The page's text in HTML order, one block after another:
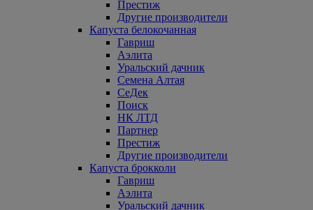
Престиж
Другие производители
Капуста белокочанная
Гавриш
Аэлита
Уральский дачник
Семена Алтая
СеДек
Поиск
НК ЛТД
Партнер
Престиж
Другие производители
Капуста брокколи
Гавриш
Аэлита
Уральский дачник